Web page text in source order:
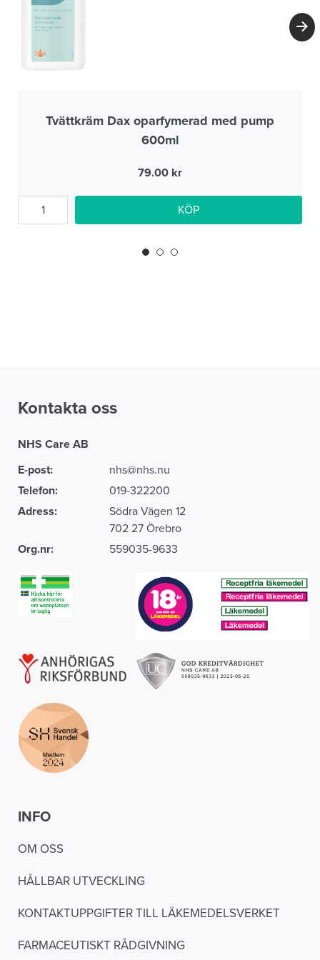
Tvättkräm Dax oparfymerad med pump
600ml
79.00
KÖP
Kontakta oss
NHS Care AB
E-post:
nhs@nhs.nu
Telefon:
019-322200
Adress:
Södra Vägen 12
702 27 Örebro
Org.nr:
559035-9633
INFO
OM OSS
HÅLLBAR UTVECKLING
KONTAKTUPPGIFTER TILL LÄKEMEDELSVERKET
FARMACEUTISKT RÅDGIVNING